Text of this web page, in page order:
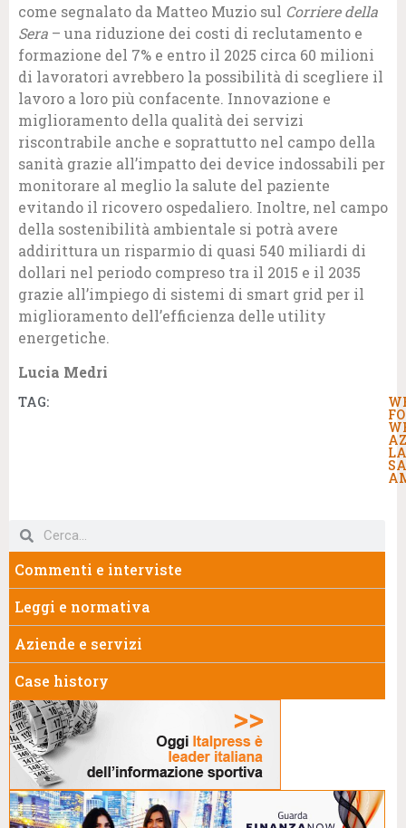
come segnalato da Matteo Muzio sul Corriere della
Sera – una riduzione dei costi di reclutamento e
formazione del 7% e entro il 2025 circa 60 milioni
di lavoratori avrebbero la possibilità di scegliere il
lavoro a loro più confacente. Innovazione e
miglioramento della qualità dei servizi
riscontrabile anche e soprattutto nel campo della
sanità grazie all’impatto dei device indossabili per
monitorare al meglio la salute del paziente
evitando il ricovero ospedaliero. Inoltre, nel campo
della sostenibilità ambientale si potrà avere
addirittura un risparmio di quasi 540 miliardi di
dollari nel periodo compreso tra il 2015 e il 2035
grazie all’impiego di sistemi di smart grid per il
miglioramento dell’efficienza delle utility
energetiche.
Lucia Medri
TAG:
Commenti e interviste
Leggi e normativa
Aziende e servizi
Case history